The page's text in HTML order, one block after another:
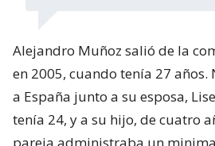
Alejandro Muñoz salió de la
en 2005, cuando tenía 27
a España junto a su esposa,
tenía 24, y a su hijo, de cuatro